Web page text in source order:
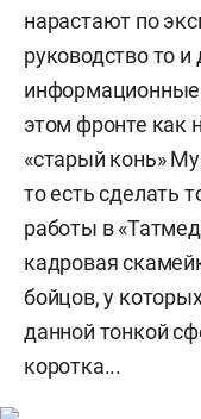
нарастают по
руководство то
информационные
этом фронте как
«старый конь»
то есть сделать
работы в
кадровая
бойцов, у
данной тонкой
коротка...